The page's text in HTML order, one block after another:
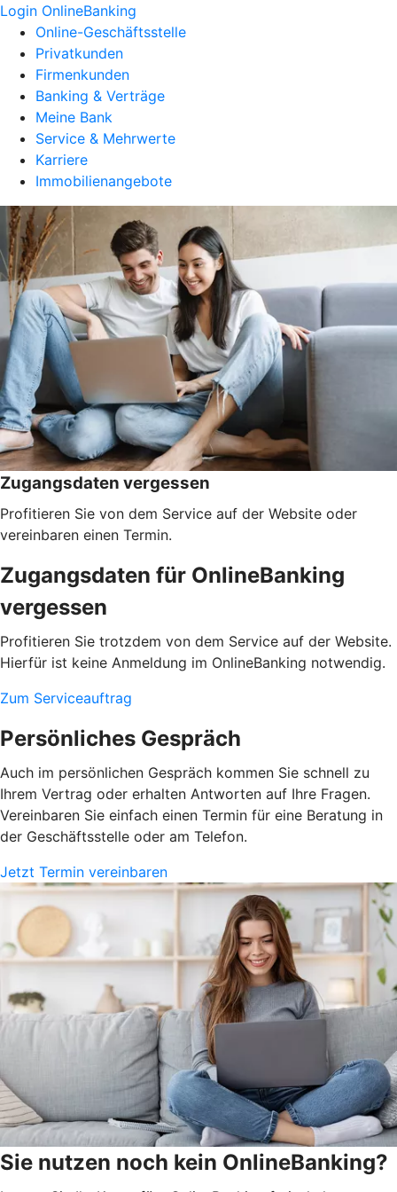
Login OnlineBanking
Online-Geschäftsstelle
Privatkunden
Firmenkunden
Banking & Verträge
Meine Bank
Service & Mehrwerte
Karriere
Immobilienangebote
Zugangsdaten vergessen
Profitieren Sie von dem Service auf der Website oder
vereinbaren einen Termin.
Zugangsdaten für OnlineBanking
vergessen
Profitieren Sie trotzdem von dem Service auf der Website.
Hierfür ist keine Anmeldung im OnlineBanking notwendig.
Zum Serviceauftrag
Persönliches Gespräch
Auch im persönlichen Gespräch kommen Sie schnell zu
Ihrem Vertrag oder erhalten Antworten auf Ihre Fragen.
Vereinbaren Sie einfach einen Termin für eine Beratung in
der Geschäftsstelle oder am Telefon.
Jetzt Termin vereinbaren
Sie nutzen noch kein OnlineBanking?